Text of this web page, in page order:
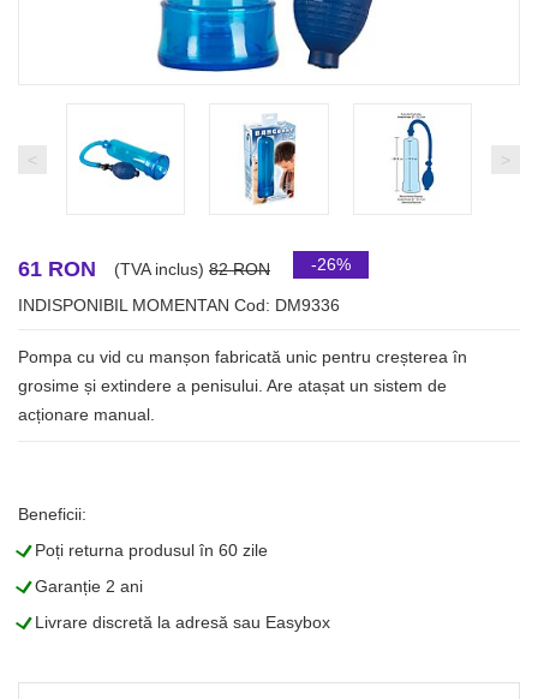
< >
61 RON (TVA inclus) 82 RON -26%
INDISPONIBIL MOMENTAN Cod: DM9336
Pompa cu vid cu manșon fabricată unic pentru creșterea în
grosime și extindere a penisului. Are atașat un sistem de
acționare manual.
Beneficii:
LPoți returna produsul în 60 zile
LGaranție 2 ani
LLivrare discretă la adresă sau Easybox